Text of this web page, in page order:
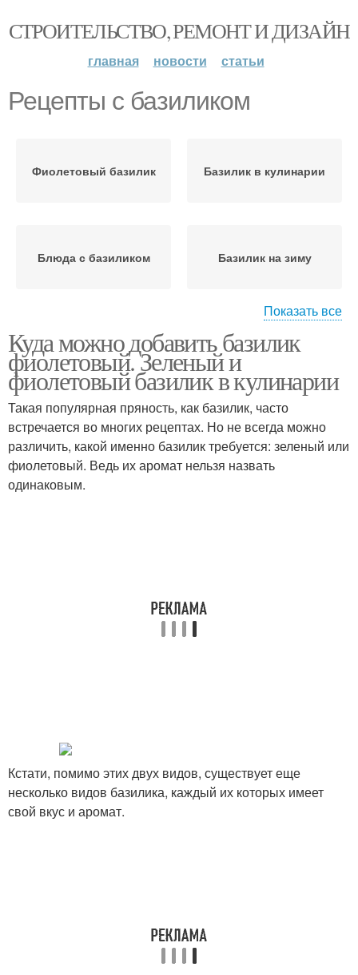
СТРОИТЕЛЬСТВО, РЕМОНТ И ДИЗАЙН
главная новости статьи
Рецепты с базиликом
Фиолетовый базилик Базилик в кулинарии
Блюда с базиликом Базилик на зиму
Базилик в соли
Базилик с оливковым
маслом
Салаты с базиликом Классический рецепт
Показать все
Куда можно добавить базилик
фиолетовый. Зеленый и
фиолетовый базилик в кулинарии
Такая популярная пряность, как базилик, часто
встречается во многих рецептах. Но не всегда можно
различить, какой именно базилик требуется: зеленый или
фиолетовый. Ведь их аромат нельзя назвать
одинаковым.
Кстати, помимо этих двух видов, существует еще
несколько видов базилика, каждый их которых имеет
свой вкус и аромат.